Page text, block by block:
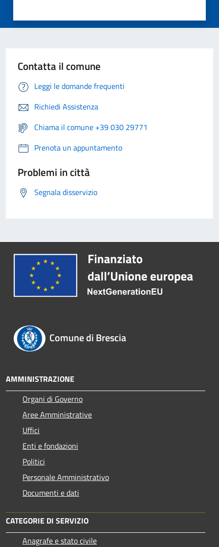
Contatta il comune
Leggi le domande frequenti
Richiedi Assistenza
Chiama il comune +39 030 29771
Prenota un appuntamento
Problemi in città
Segnala disservizio
Comune di Brescia
AMMINISTRAZIONE
Organi di Governo
Aree Amministrative
Uffici
Enti e fondazioni
Politici
Personale Amministrativo
Documenti e dati
CATEGORIE DI SERVIZIO
Anagrafe e stato civile